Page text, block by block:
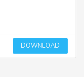
DOWNLOAD